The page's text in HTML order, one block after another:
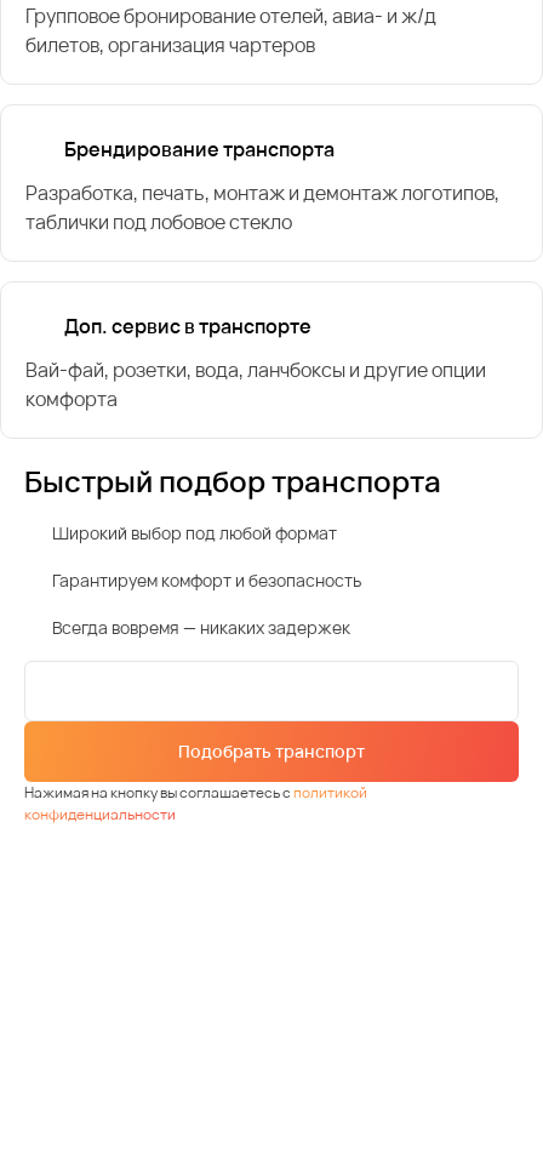
Групповое бронирование отелей, авиа- и ж/д
билетов, организация чартеров
Брендирование транспорта
Разработка, печать, монтаж и демонтаж логотипов,
таблички под лобовое стекло
Доп. сервис в транспорте
Вай-фай, розетки, вода, ланчбоксы и другие опции
комфорта
Быстрый подбор транспорта
Широкий выбор под любой формат
Гарантируем комфорт и безопасность
Всегда вовремя — никаких задержек
Подобрать транспорт
Нажимая на кнопку вы соглашаетесь сполитикой
конфиденциальности